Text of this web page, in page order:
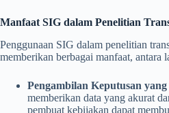
Manfaat SIG dalam Penelitian
Penggunaan SIG dalam penelitian
memberikan berbagai manfaat, antara
Pengambilan Keputusan
memberikan data yang akurat
pembuat kebijakan dapat